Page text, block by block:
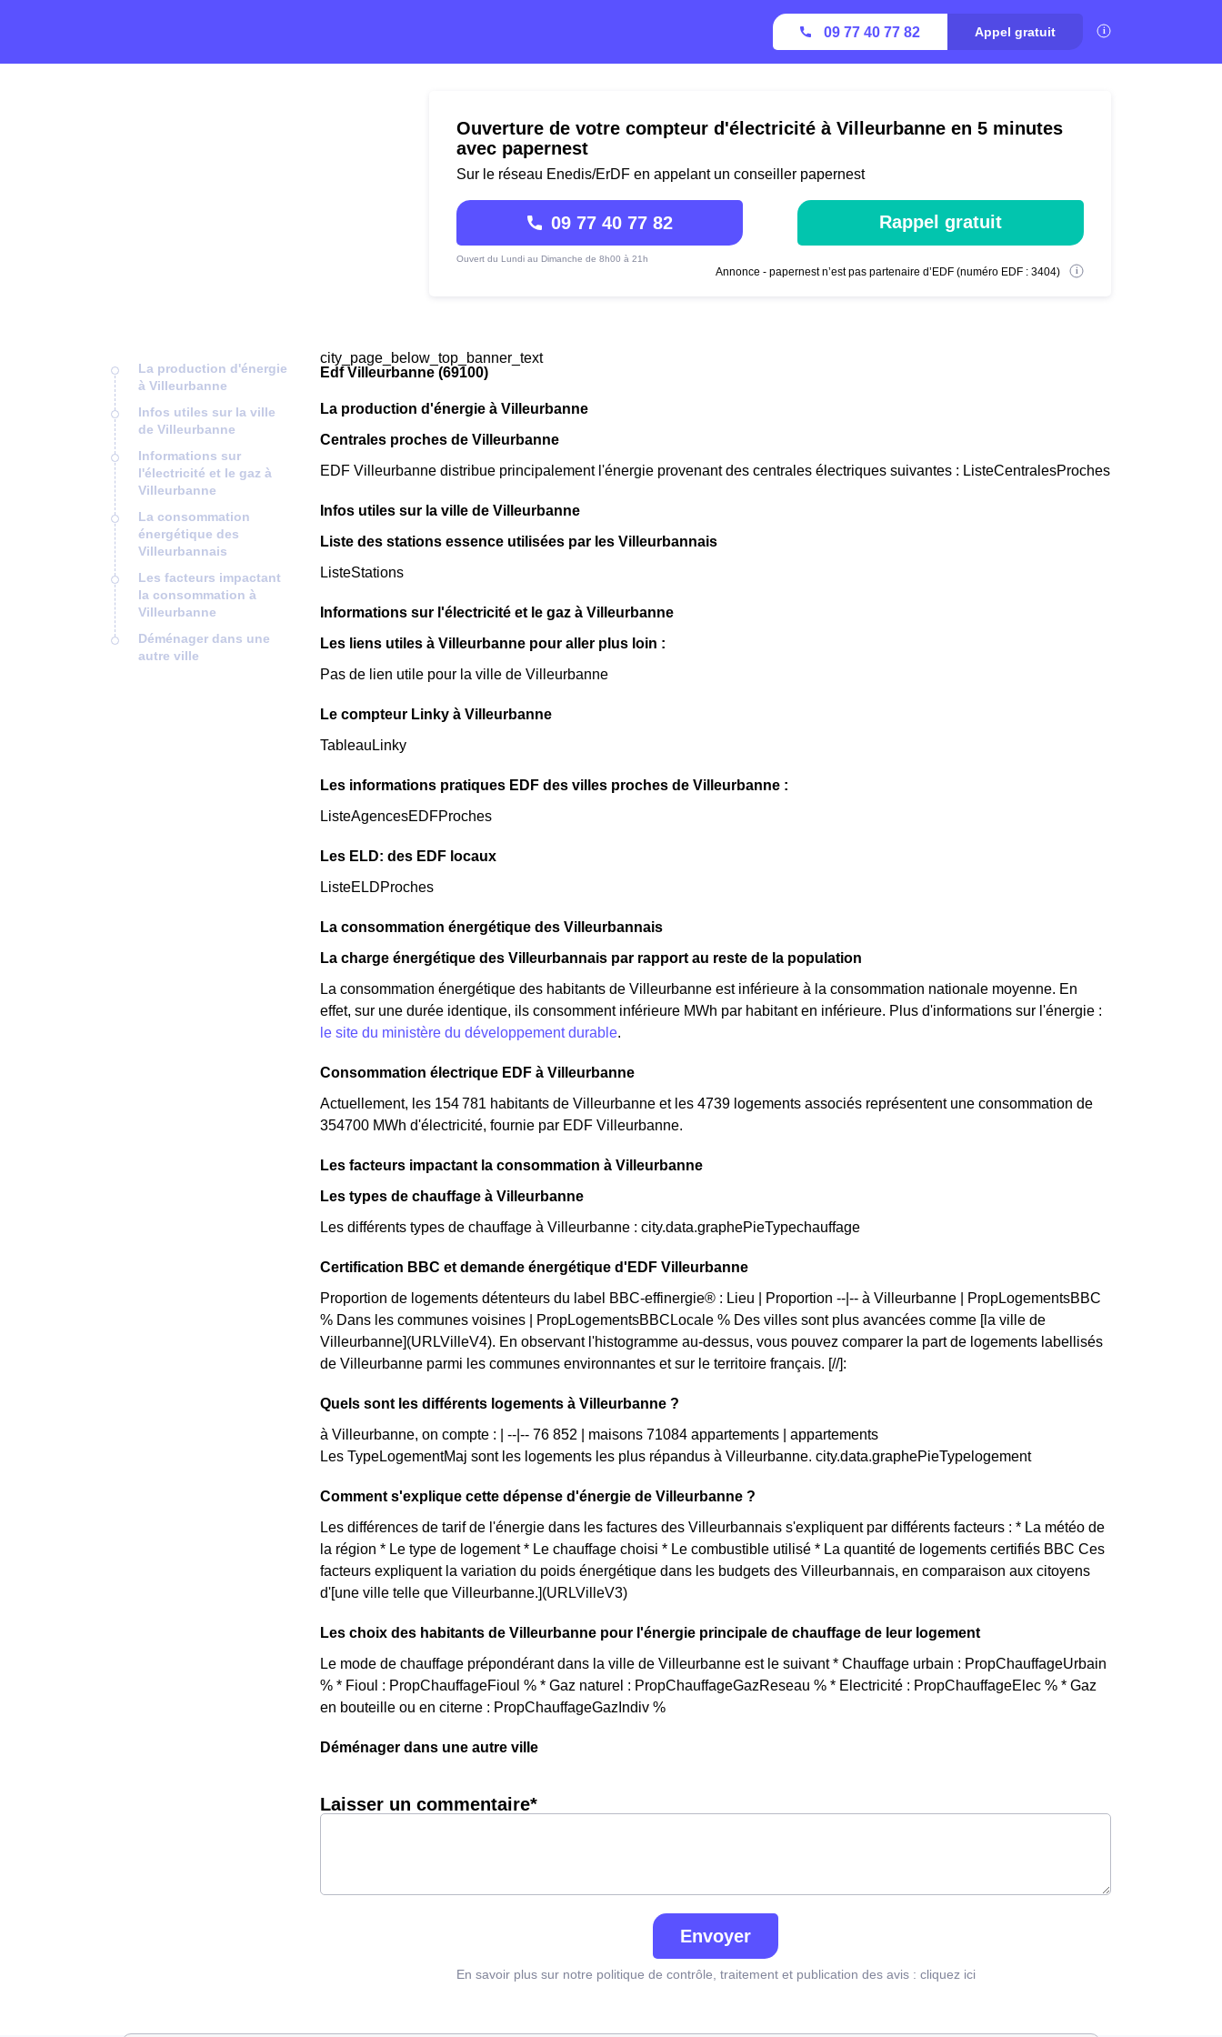
09 77 40 77 82 Appel gratuit
Ouverture de votre compteur d'électricité à Villeurbanne en 5 minutes
avec papernest
Sur le réseau Enedis/ErDF en appelant un conseiller papernest
09 77 40 77 82
Ouvert du Lundi au Dimanche de 8h00 à 21h
Rappel gratuit
Annonce - papernest n’est pas partenaire d’EDF (numéro EDF : 3404)
La production d'énergie
à Villeurbanne
Infos utiles sur la ville
de Villeurbanne
Informations sur
l'électricité et le gaz à
Villeurbanne
La consommation
énergétique des
Villeurbannais
Les facteurs impactant
la consommation à
Villeurbanne
Déménager dans une
autre ville
city_page_below_top_banner_text
Edf Villeurbanne (69100)
La production d'énergie à Villeurbanne
Centrales proches de Villeurbanne
EDF Villeurbanne distribue principalement l'énergie provenant des centrales électriques suivantes : ListeCentralesProches
Infos utiles sur la ville de Villeurbanne
Liste des stations essence utilisées par les Villeurbannais
ListeStations
Informations sur l'électricité et le gaz à Villeurbanne
Les liens utiles à Villeurbanne pour aller plus loin :
Pas de lien utile pour la ville de Villeurbanne
Le compteur Linky à Villeurbanne
TableauLinky
Les informations pratiques EDF des villes proches de Villeurbanne :
ListeAgencesEDFProches
Les ELD: des EDF locaux
ListeELDProches
La consommation énergétique des Villeurbannais
La charge énergétique des Villeurbannais par rapport au reste de la population
La consommation énergétique des habitants de Villeurbanne est inférieure à la consommation nationale moyenne. En
effet, sur une durée identique, ils consomment inférieure MWh par habitant en inférieure. Plus d'informations sur l'énergie :
le site du ministère du développement durable.
Consommation électrique EDF à Villeurbanne
Actuellement, les 154 781 habitants de Villeurbanne et les 4739 logements associés représentent une consommation de
354700 MWh d'électricité, fournie par EDF Villeurbanne.
Les facteurs impactant la consommation à Villeurbanne
Les types de chauffage à Villeurbanne
Les différents types de chauffage à Villeurbanne : city.data.graphePieTypechauffage
Certification BBC et demande énergétique d'EDF Villeurbanne
Proportion de logements détenteurs du label BBC-effinergie® : Lieu | Proportion --|-- à Villeurbanne | PropLogementsBBC
% Dans les communes voisines | PropLogementsBBCLocale % Des villes sont plus avancées comme [la ville de
Villeurbanne](URLVilleV4). En observant l'histogramme au-dessus, vous pouvez comparer la part de logements labellisés
de Villeurbanne parmi les communes environnantes et sur le territoire français. [//]:
Quels sont les différents logements à Villeurbanne ?
à Villeurbanne, on compte : | --|-- 76 852 | maisons 71084 appartements | appartements
Les TypeLogementMaj sont les logements les plus répandus à Villeurbanne. city.data.graphePieTypelogement
Comment s'explique cette dépense d'énergie de Villeurbanne ?
Les différences de tarif de l'énergie dans les factures des Villeurbannais s'expliquent par différents facteurs : * La météo de
la région * Le type de logement * Le chauffage choisi * Le combustible utilisé * La quantité de logements certifiés BBC Ces
facteurs expliquent la variation du poids énergétique dans les budgets des Villeurbannais, en comparaison aux citoyens
d'[une ville telle que Villeurbanne.](URLVilleV3)
Les choix des habitants de Villeurbanne pour l'énergie principale de chauffage de leur logement
Le mode de chauffage prépondérant dans la ville de Villeurbanne est le suivant * Chauffage urbain : PropChauffageUrbain
% * Fioul : PropChauffageFioul % * Gaz naturel : PropChauffageGazReseau % * Electricité : PropChauffageElec % * Gaz
en bouteille ou en citerne : PropChauffageGazIndiv %
Déménager dans une autre ville
Laisser un commentaire*
Envoyer
En savoir plus sur notre politique de contrôle, traitement et publication des avis : cliquez ici